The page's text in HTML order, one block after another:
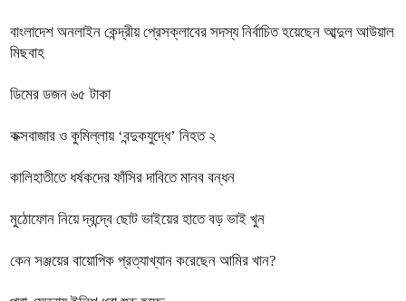
বাংলাদেশ অনলাইন কেন্দ্রীয় প্রেসক্লাবের সদস্য নির্বাচিত হয়েছেন আব্দুল আউয়াল
মিছবাহ
ডিমের ডজন ৬৫ টাকা
কক্সবাজার ও কুমিল্লায় ‘বন্দুকযুদ্ধে’ নিহত ২
কালিহাতীতে ধর্ষকদের ফাঁসির দাবিতে মানব বন্ধন
মুঠোফোন নিয়ে দ্বন্দ্বে ছোট ভাইয়ের হাতে বড় ভাই খুন
কেন সঞ্জয়ের বায়োপিক প্রত্যাখ্যান করেছেন আমির খান?